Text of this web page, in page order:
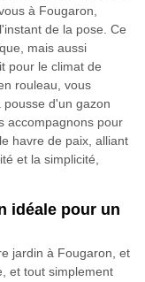
à Fougaron,
de la pose. Ce
mais aussi
pour le climat de
rouleau, vous
d'un gazon
accompagnons pour
havre de paix, alliant
et la simplicité,
idéale pour un
jardin à Fougaron, et
et tout simplement